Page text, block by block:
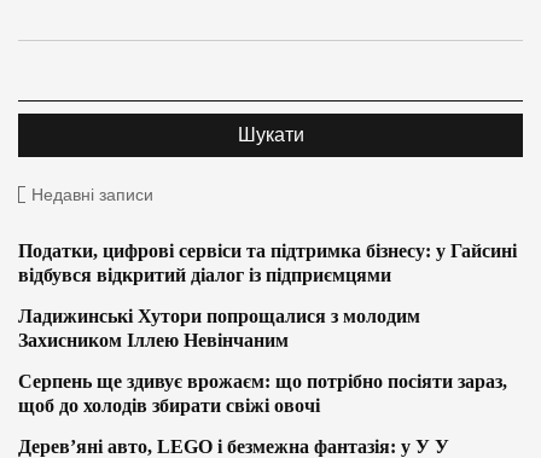
Недавні записи
Податки, цифрові сервіси та підтримка бізнесу: у Гайсині
відбувся відкритий діалог із підприємцями
Ладижинські Хутори попрощалися з молодим
Захисником Іллею Невінчаним
Серпень ще здивує врожаєм: що потрібно посіяти зараз,
щоб до холодів збирати свіжі овочі
Дерев’яні авто, LEGO і безмежна фантазія: у У У